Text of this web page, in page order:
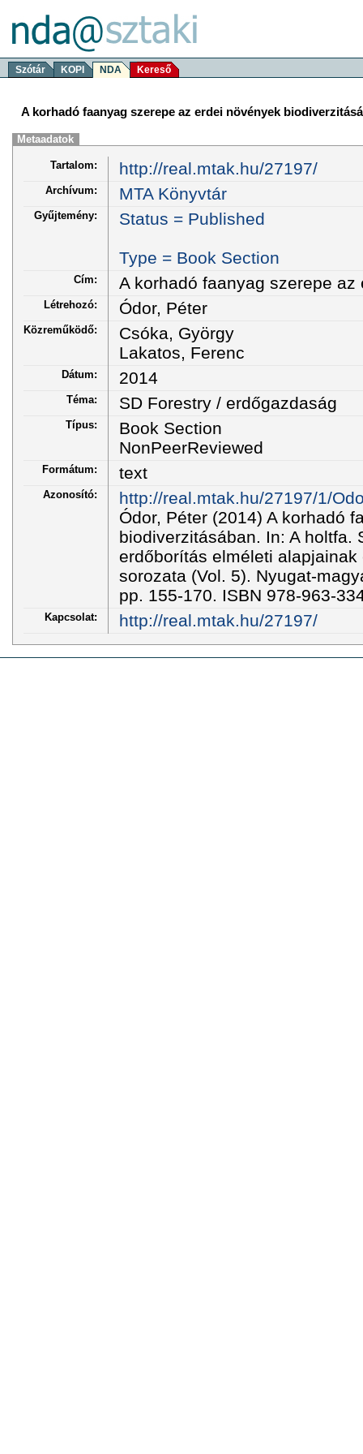
Szótár KOPI NDA Kereső
A korhadó faanyag szerepe az erdei növények
Metaadatok
Tartalom: http://real.mtak.hu/27197/
Archívum: MTA Könyvtár
Gyűjtemény: Status = Published
Type = Book Section
Cím: A korhadó faanyag szerepe
Létrehozó: Ódor, Péter
Közreműködő:
Csóka, György
Lakatos, Ferenc
Dátum: 2014
Téma: SD Forestry / erdőgazdaság
Típus:
Book Section
NonPeerReviewed
Formátum: text
Azonosító:
http://real.mtak.hu/27197/1/
Ódor, Péter (2014) A korhadó
biodiverzitásában. In: A holtfa.
erdőborítás elméleti
sorozata (Vol. 5). Nyugat-
pp. 155-170. ISBN 978-963-
Kapcsolat: http://real.mtak.hu/27197/